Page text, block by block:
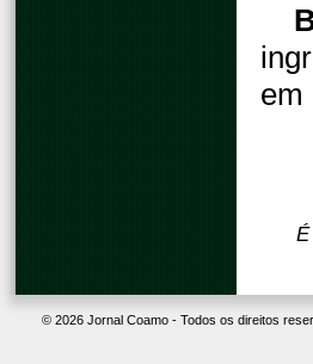
em
© 2026 Jornal Coamo - Todos os direitos